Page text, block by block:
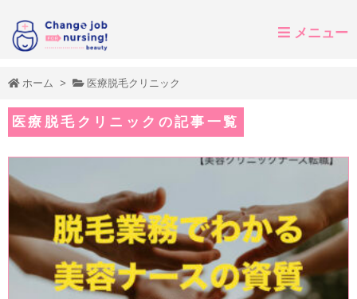
メニュー
ホーム > 医療脱毛クリニック
医療脱毛クリニックの記事一覧